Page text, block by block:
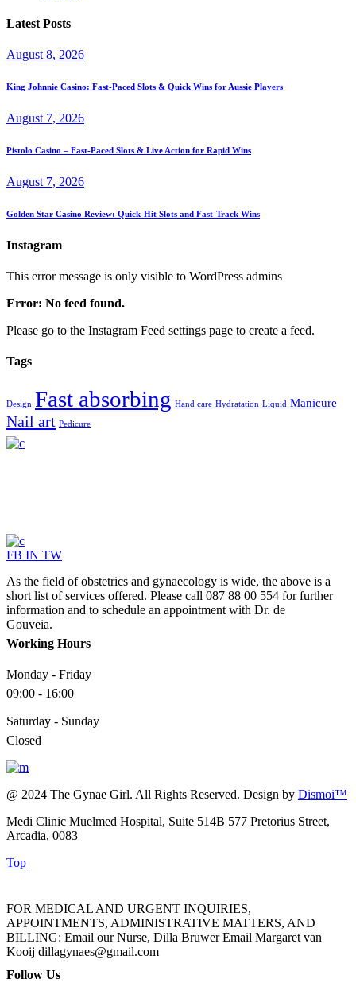
Latest Posts
August 8, 2026
King Johnnie Casino: Fast‑Paced Slots & Quick Wins for Aussie Players
August 7, 2026
Pistolo Casino – Fast‑Paced Slots & Live Action for Rapid Wins
August 7, 2026
Golden Star Casino Review: Quick‑Hit Slots and Fast‑Track Wins
Instagram
This error message is only visible to WordPress admins
Error: No feed found.
Please go to the Instagram Feed settings page to create a feed.
Tags
Design Fast absorbing Hand care Hydratation Liquid Manicure
Nail art Pedicure
FB IN TW
As the field of obstetrics and gynaecology is wide, the above is a
short list of services offered. Please call 087 88 00 554 for further
information and to schedule an appointment with Dr. de
Gouveia.
Working Hours
Monday - Friday
09:00 - 16:00
Saturday - Sunday
Closed
@ 2024 The Gynae Girl. All Rights Reserved. Design by Dismoi™
Medi Clinic Muelmed Hospital, Suite 514B 577 Pretorius Street,
Arcadia, 0083
Top
FOR MEDICAL AND URGENT INQUIRIES,
APPOINTMENTS, ADMINISTRATIVE MATTERS, AND
BILLING: Email our Nurse, Dilla Bruwer Email Margaret van
Kooij dillagynaes@gmail.com
Follow Us